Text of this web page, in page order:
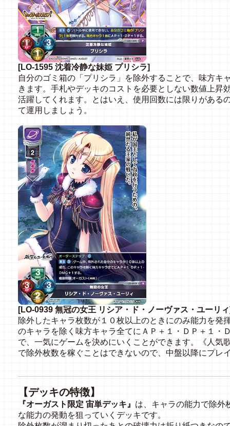
[LO-1595 沈着冷静な妹姫 プリシラ]
自分のゴミ箱の「プリシラ」を除外することで、味方キ
きます。手札やデッキのコストを必要としない数値上昇
活躍してくれます。とはいえ、使用回数には限りがある
て運用しましょう。
[LO-0939 無冠の女王 リシア・ド・ノーヴァス・ユーリ
除外したキャラ枚数が１０枚以上のときにのみ能力を発
のキャラを除く味方キャラ全てにＡＰ＋１・ＤＰ＋１・
で、一気にゲームを決めにいくことができます。《人気
で除外枚数を稼ぐことはできないので、中盤以降にプレ
【デッキの特徴】
『オーガスト限定 宙単デッキ』 は、キャラの能力で除外
な能力の発動を狙っていくデッキです。